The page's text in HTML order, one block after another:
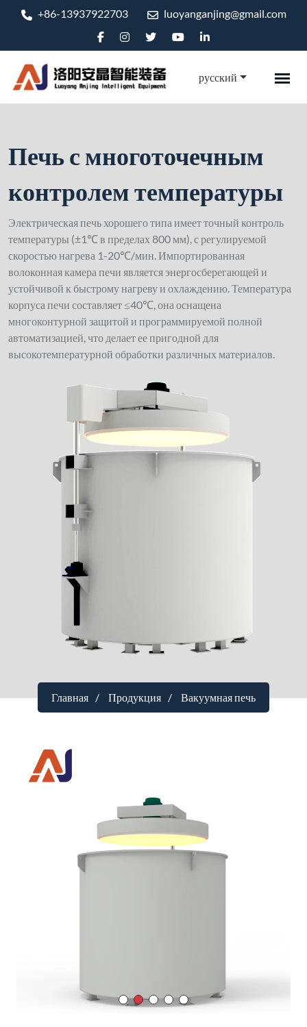
+86-13937922703 luoyanganjing@gmail.com
русский
Печь с многоточечным
контролем температуры
Электрическая печь хорошего типа имеет точный контроль
температуры (±1℃ в пределах 800 мм), с регулируемой
скоростью нагрева 1-20℃/мин. Импортированная
волоконная камера печи является энергосберегающей и
устойчивой к быстрому нагреву и охлаждению. Температура
корпуса печи составляет ≤40℃, она оснащена
многоконтурной защитой и программируемой полной
автоматизацией, что делает ее пригодной для
высокотемпературной обработки различных материалов.
Главная Продукция Вакуумная печь
Печь с многоточечным контролем
температуры
контроль температуры：многоточечный контроль
Чистый полезный размер топочной камеры